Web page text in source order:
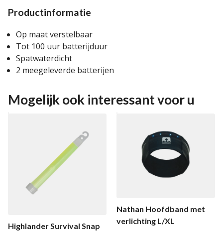
Productinformatie
Op maat verstelbaar
Tot 100 uur batterijduur
Spatwaterdicht
2 meegeleverde batterijen
Mogelijk ook interessant voor u
Highlander Survival Snap
Nathan Hoofdband met
verlichting L/XL